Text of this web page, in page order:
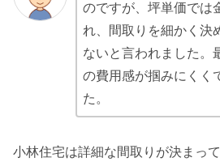
のですが、坪単価では
れ、間取りを細かく決
ないと言われました。
の費用感が掴みにくく
た。
小林住宅は詳細な間取りが決まっ